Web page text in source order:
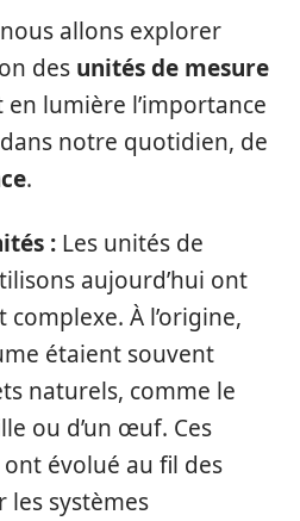
allons explorer
des unités de mesure
lumière l’importance
notre quotidien, de
.
: Les unités de
aujourd’hui ont
À l’origine,
étaient souvent
naturels, comme le
ou d’un œuf. Ces
évolué au fil des
les systèmes